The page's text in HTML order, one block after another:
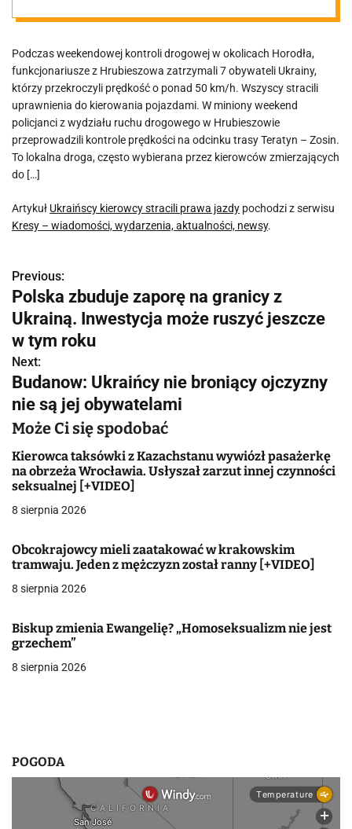
Podczas weekendowej kontroli drogowej w okolicach Horodła,
funkcjonariusze z Hrubieszowa zatrzymali 7 obywateli Ukrainy,
którzy przekroczyli prędkość o ponad 50 km/h. Wszyscy stracili
uprawnienia do kierowania pojazdami. W miniony weekend
policjanci z wydziału ruchu drogowego w Hrubieszowie
przeprowadzili kontrole prędkości na odcinku trasy Teratyn – Zosin.
To lokalna droga, często wybierana przez kierowców zmierzających
do […]
Artykuł Ukraińscy kierowcy stracili prawa jazdy pochodzi z serwisu
Kresy – wiadomości, wydarzenia, aktualności, newsy.
N
a
w
i
g
a
c
j
a
w
p
s
u
Previous:
Polska zbuduje zaporę na granicy z
Ukrainą. Inwestycja może ruszyć jeszcze
w tym roku
Next:
Budanow: Ukraińcy nie broniący ojczyzny
nie są jej obywatelami
Może Ci się spodobać
Kierowca taksówki z Kazachstanu wywiózł pasażerkę
na obrzeża Wrocławia. Usłyszał zarzut innej czynności
seksualnej [+VIDEO]
8 sierpnia 2026
Obcokrajowcy mieli zaatakować w krakowskim
tramwaju. Jeden z mężczyzn został ranny [+VIDEO]
8 sierpnia 2026
Biskup zmienia Ewangelię? „Homoseksualizm nie jest
grzechem”
8 sierpnia 2026
POGODA